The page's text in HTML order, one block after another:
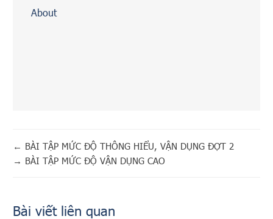
About
← BÀI TẬP MỨC ĐỘ THÔNG HIỂU, VẬN DỤNG ĐỢT 2
→ BÀI TẬP MỨC ĐỘ VẬN DỤNG CAO
Bài viết liên quan